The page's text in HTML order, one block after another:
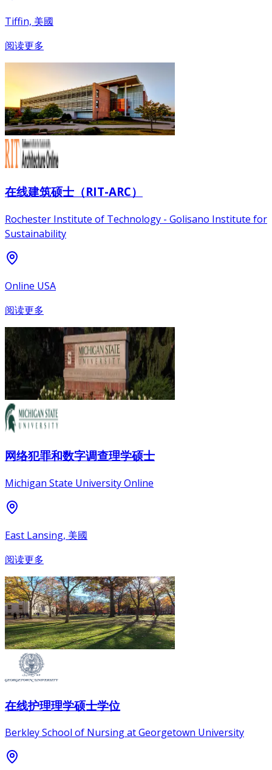
Tiffin, 美國
阅读更多
在线建筑硕士（RIT-ARC）
Rochester Institute of Technology - Golisano Institute for
Sustainability
Online USA
阅读更多
网络犯罪和数字调查理学硕士
Michigan State University Online
East Lansing, 美國
阅读更多
在线护理理学硕士学位
Berkley School of Nursing at Georgetown University